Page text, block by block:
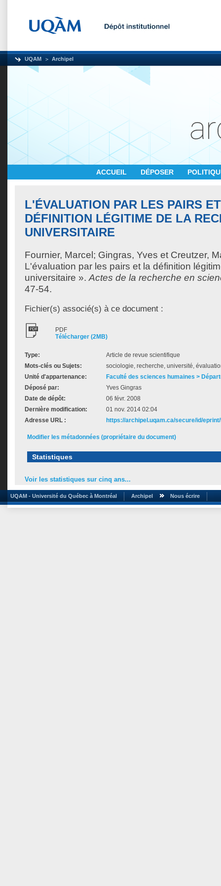
UQAM Archipel
ACCUEIL DÉPOSER
L'ÉVALUATION PAR LES PAIRS
DÉFINITION LÉGITIME DE LA
UNIVERSITAIRE
Fournier, Marcel ; Gingras, Yves et Creutzer,
L'évaluation par les pairs et la définition
universitaire ». Actes de la recherche en
47-54.
Fichier(s) associé(s) à ce document :
PDF
Télécharger (2MB)
Type:
Article de revue scientifique
Mots-clés ou Sujets:
sociologie, recherche, université,
Unité d'appartenance:
Faculté des sciences humaines >
Déposé par:
Yves Gingras
Date de dépôt:
06 févr. 2008
Dernière modification:
01 nov. 2014 02:04
Adresse URL :
https://archipel.uqam.ca/secure/id/
Modifier les métadonnées (propriétaire du document)
Statistiques
Voir les statistiques sur cinq ans...
UQAM - Université du Québec à Montréal Archipel Nous écrire